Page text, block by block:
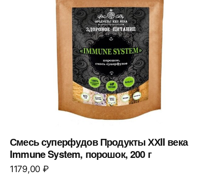
Смесь суперфудов Продукты ХХII века
Immune System, порошок, 200 г
1179,00 ₽